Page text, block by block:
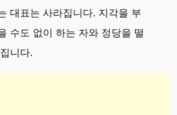
대표는 사라집니다. 지각을 부
수도 없이 하는 자와 정당을 떨
니다.